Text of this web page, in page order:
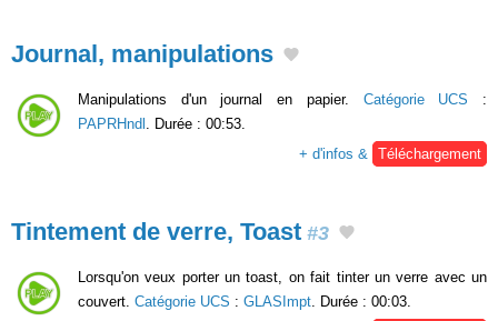
Journal, manipulations
Manipulations d'un journal en papier. Catégorie UCS :
PAPRHndl
. Durée : 00:53.
+ d'infos &
Téléchargement
Tintement de verre, Toast #3
Lorsqu'on veux porter un toast, on fait tinter un verre avec un
couvert. Catégorie UCS : GLASImpt . Durée : 00:03.